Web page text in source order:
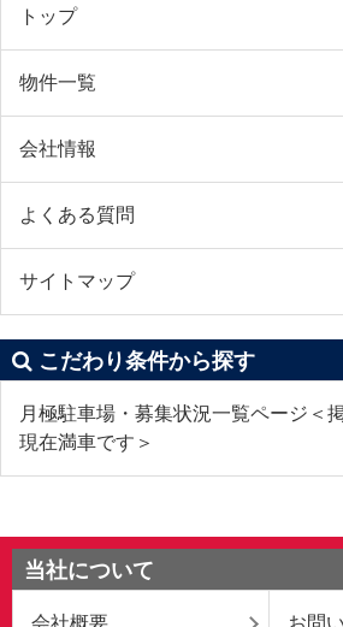
トップ
物件一覧
会社情報
よくある質問
サイトマップ
こだわり条件から探す
月極駐車場・募集状況一覧ページ＜
現在満車です＞
当社について
会社概要 お問